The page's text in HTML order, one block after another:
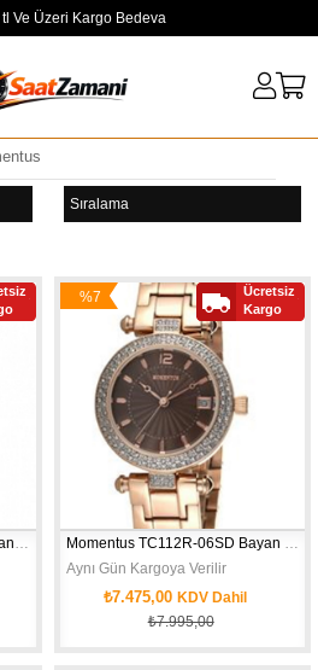
Ve Üzeri Kargo Bedeva
Sıralama
Aynı Gün Kargoya Verilir
₺7.475,00 KDV Dahil
₺7.995,00
%7
Ücretsiz
Kargo